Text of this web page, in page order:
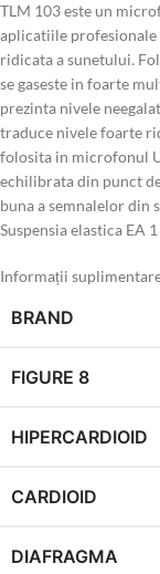
TLM 103 este un
aplicatiile profesionale
ridicata a sunetului.
se gaseste in foarte
prezinta nivele
traduce nivele foarte
folosita in microfonul
echilibrata din punct
buna a semnalelor din
Suspensia elastica EA
Informații
BRAND
FIGURE 8
HIPERCARDIOID
CARDIOID
DIAFRAGMA